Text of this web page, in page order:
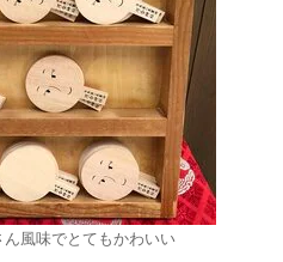
ん風味でとてもかわいい